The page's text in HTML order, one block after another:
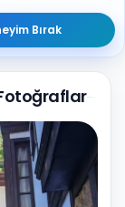
Bırak
10Fotoğraf